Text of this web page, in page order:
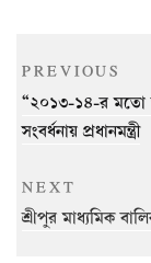
Post
navigation
Previous
Post
PREVIOUS
“২০১৩-১৪-র মতো
সংবর্ধনায় প্রধানমন্ত্রী
Next
Post
NEXT
শ্রীপুর মাধ্যমিক